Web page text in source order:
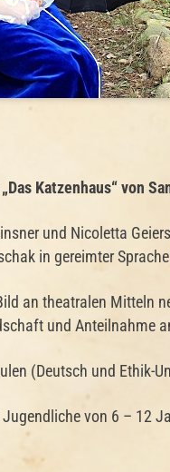
Katzenhaus“ von
und Nicoletta
in gereimter
an theatralen Mitteln
und Anteilnahme
(Deutsch und Ethik-
von 6 – 12